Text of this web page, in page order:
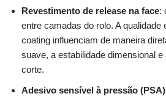
Revestimento de release na face:
entre camadas do rolo. A qualidade
coating influenciam de maneira
suave, a estabilidade dimensional
corte.
Adesivo sensível à pressão (PSA)